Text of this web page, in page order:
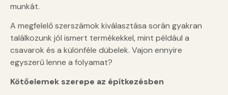
munkát.
A megfelelő szerszámok kiválasztása során gyakran
találkozunk jól ismert termékekkel, mint például a
csavarok és a különféle dübelek. Vajon ennyire
egyszerű lenne a folyamat?
Kötőelemek szerepe az építkezésben